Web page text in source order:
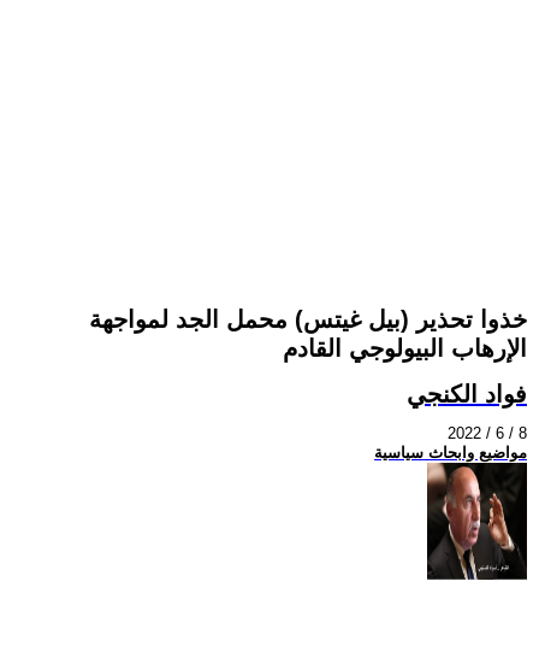
خذوا تحذير (بيل غيتس) محمل الجد لمواجهة
الإرهاب البيولوجي القادم
فواد الكنجي
2022 / 6 / 8
مواضيع وابحاث سياسية